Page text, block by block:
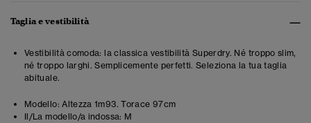
Taglia e vestibilità
Vestibilità comoda: la classica vestibilità Superdry. Né troppo slim,
né troppo larghi. Semplicemente perfetti. Seleziona la tua taglia
abituale.
Modello: Altezza 1m93. Torace 97cm
Il/La modello/a indossa: M